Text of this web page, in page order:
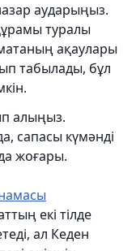
аударыңыз.
туралы
ақаулары
табылады, бұл
алыңыз.
сапасы күмәнді
жоғары.
екі тілде
ал Кеден